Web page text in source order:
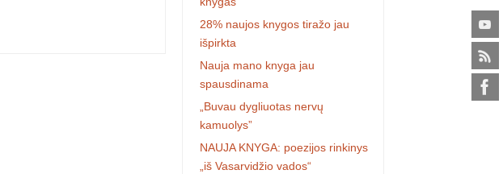
28% naujos knygos tiražo jau
išpirkta
Nauja mano knyga jau
spausdinama
„Buvau dygliuotas nervų
kamuolys”
NAUJA KNYGA: poezijos rinkinys
„iš Vasarvidžio vados“